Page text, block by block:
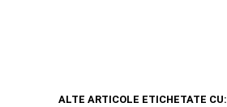
ALTE ARTICOLE ETICHETATE CU: